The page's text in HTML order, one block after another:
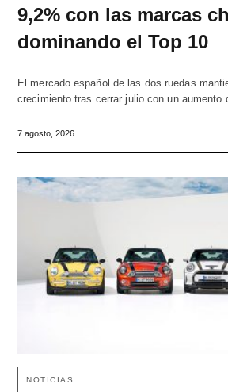
9,2% con las marcas
dominando el Top 10
El mercado español de las dos ruedas
crecimiento tras cerrar julio con un aumento
7 agosto, 2026
NOTICIAS